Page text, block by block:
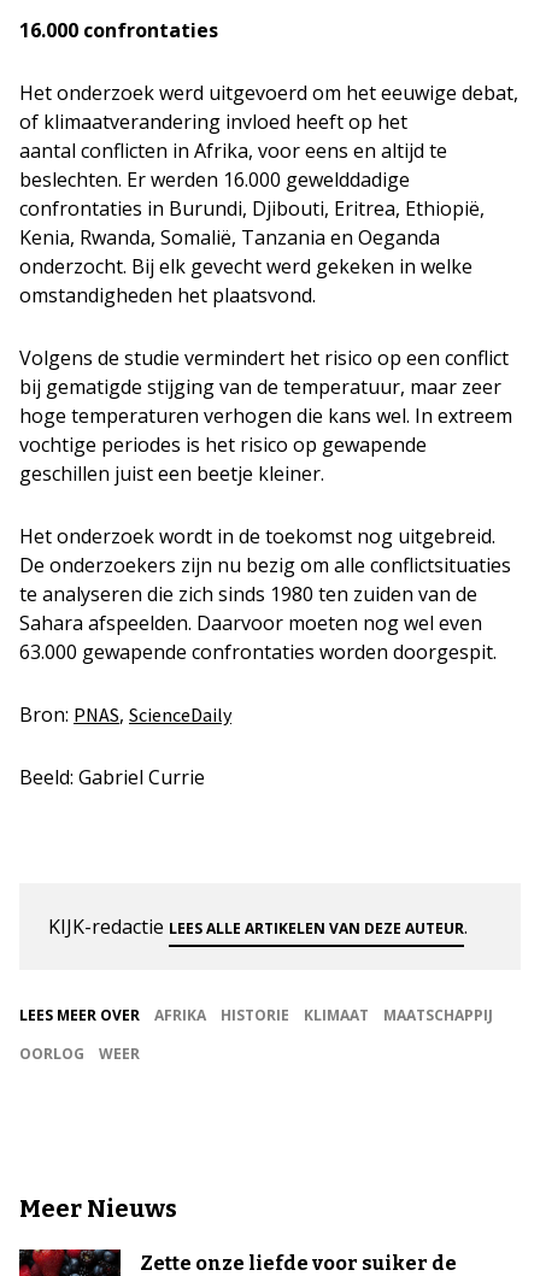
16.000 confrontaties
Het onderzoek werd uitgevoerd om het eeuwige debat,
of klimaatverandering invloed heeft op het
aantal conflicten in Afrika, voor eens en altijd te
beslechten. Er werden 16.000 gewelddadige
confrontaties in Burundi, Djibouti, Eritrea, Ethiopië,
Kenia, Rwanda, Somalië, Tanzania en Oeganda
onderzocht. Bij elk gevecht werd gekeken in welke
omstandigheden het plaatsvond.
Volgens de studie vermindert het risico op een conflict
bij gematigde stijging van de temperatuur, maar zeer
hoge temperaturen verhogen die kans wel. In extreem
vochtige periodes is het risico op gewapende
geschillen juist een beetje kleiner.
Het onderzoek wordt in de toekomst nog uitgebreid.
De onderzoekers zijn nu bezig om alle conflictsituaties
te analyseren die zich sinds 1980 ten zuiden van de
Sahara afspeelden. Daarvoor moeten nog wel even
63.000 gewapende confrontaties worden doorgespit.
Bron: PNAS, ScienceDaily
Beeld: Gabriel Currie
KIJK-redactie LEES ALLE ARTIKELEN VAN DEZE AUTEUR.
LEES MEER OVER AFRIKA HISTORIE KLIMAAT
MAATSCHAPPIJ
OORLOG
WEER
Meer Nieuws
Zette onze liefde voor suiker de